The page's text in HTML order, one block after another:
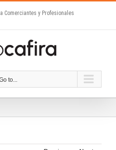
Comerciantes y Profesionales
to...